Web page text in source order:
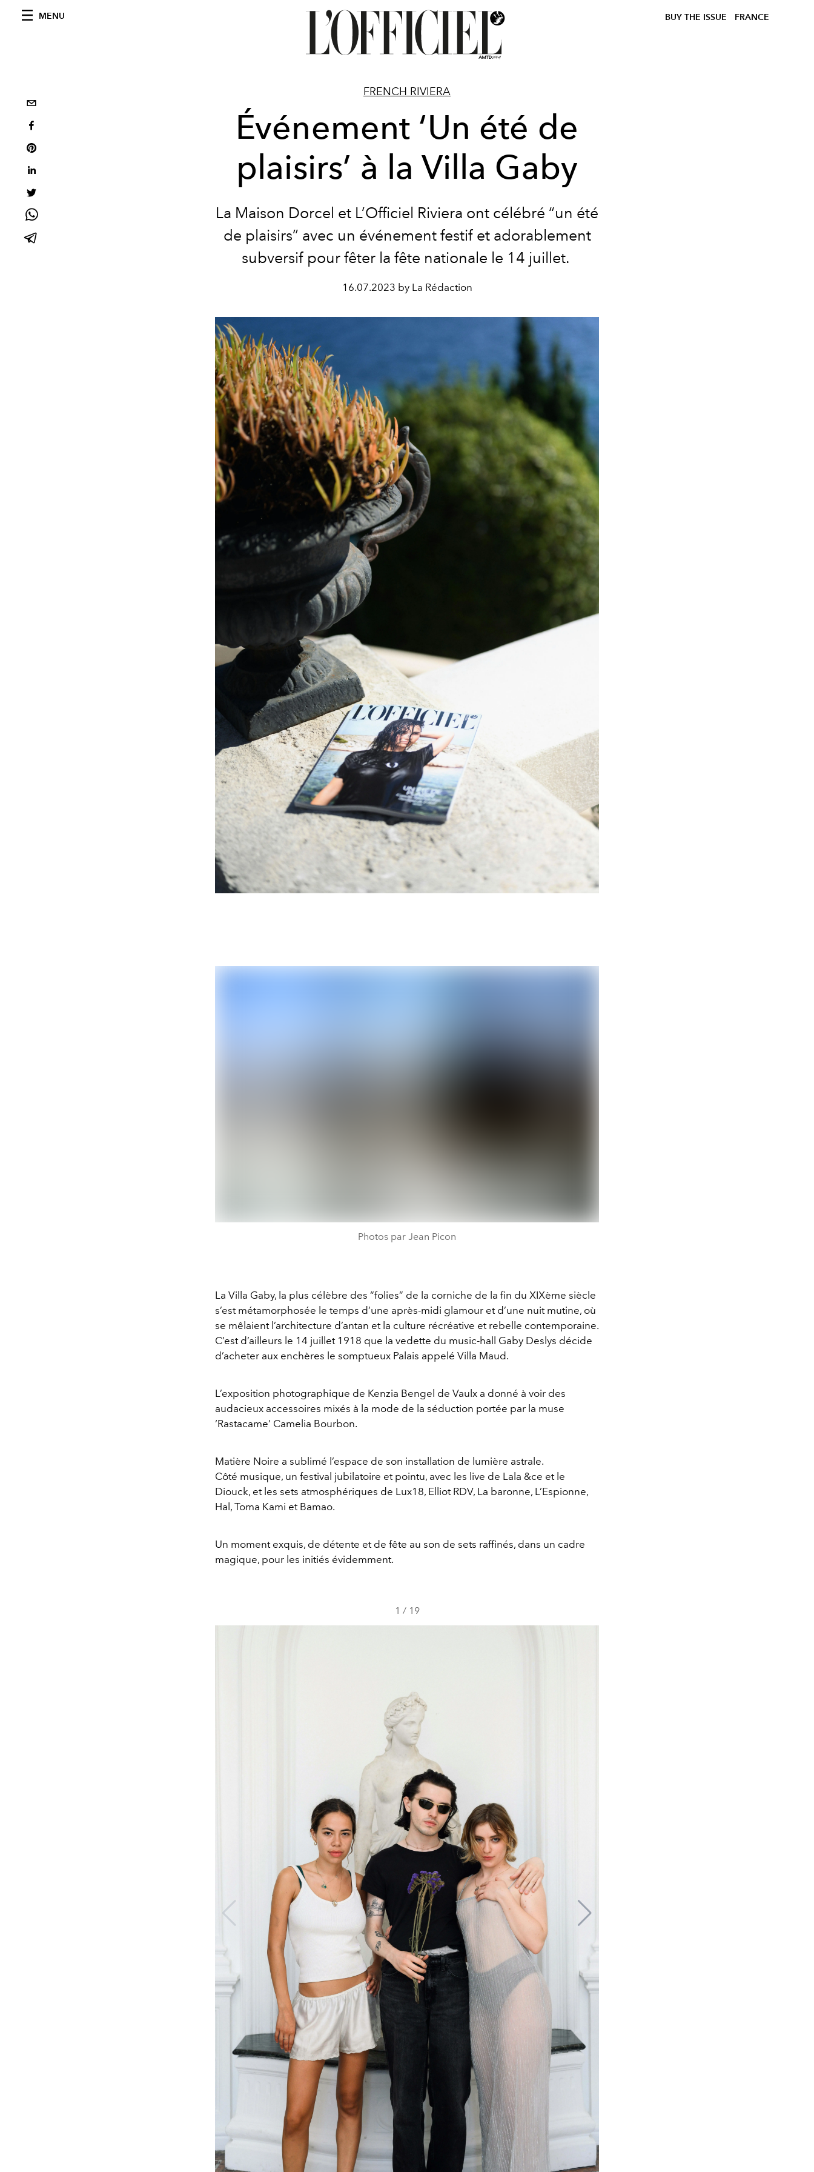
MENU BUY THE ISSUE FRANCE
FRENCH RIVIERA
Événement ‘Un été de
plaisirs’ à la Villa Gaby
La Maison Dorcel et L’Officiel Riviera ont célébré “un été
de plaisirs” avec un événement festif et adorablement
subversif pour fêter la fête nationale le 14 juillet.
16.07.2023 by La Rédaction
Photos par Jean Picon
La Villa Gaby, la plus célèbre des “folies” de la corniche de la fin du XIXème siècle
s’est métamorphosée le temps d’une après-midi glamour et d’une nuit mutine, où
se mêlaient l’architecture d’antan et la culture récréative et rebelle contemporaine.
C’est d’ailleurs le 14 juillet 1918 que la vedette du music-hall Gaby Deslys décide
d’acheter aux enchères le somptueux Palais appelé Villa Maud.
L’exposition photographique de Kenzia Bengel de Vaulx a donné à voir des
audacieux accessoires mixés à la mode de la séduction portée par la muse
‘Rastacame’ Camelia Bourbon.
Matière Noire a sublimé l’espace de son installation de lumière astrale.
Côté musique, un festival jubilatoire et pointu, avec les live de Lala &ce et le
Diouck, et les sets atmosphériques de Lux18, Elliot RDV, La baronne, L’Espionne,
Hal, Toma Kami et Bamao.
Un moment exquis, de détente et de fête au son de sets raffinés, dans un cadre
magique, pour les initiés évidemment.
1 / 19